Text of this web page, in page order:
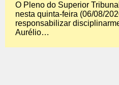
O Pleno do Superior
nesta quinta-feira (06/08/
responsabilizar
Aurélio…